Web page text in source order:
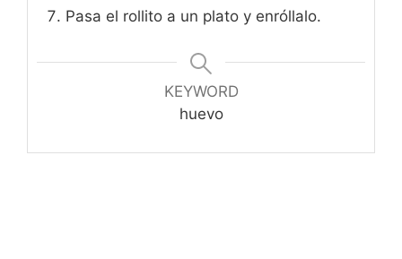
Pasa el rollito a un plato y enróllalo.
KEYWORD
huevo